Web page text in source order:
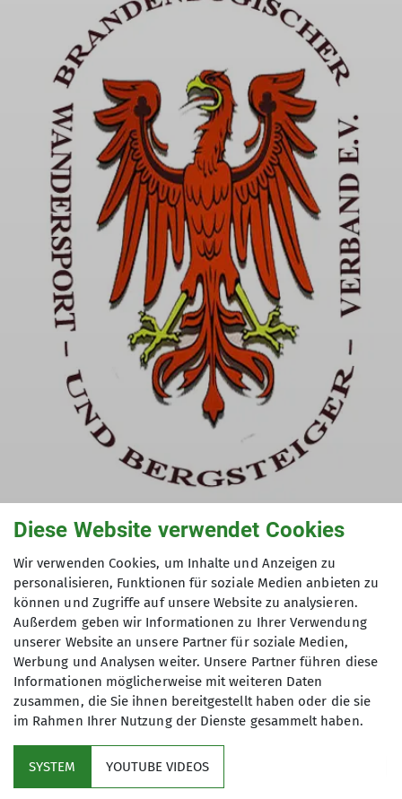
Unser Verein ist Mitglied im BWBV e. V.
Über diesen Verband werden unsere
Ausbildungen und Weiterbildungen realisiert.
(Webseite im Aufbau)
Diese Website verwendet Cookies
Wir verwenden Cookies, um Inhalte und Anzeigen zu
personalisieren, Funktionen für soziale Medien anbieten zu
können und Zugriffe auf unsere Website zu analysieren.
Außerdem geben wir Informationen zu Ihrer Verwendung
unserer Website an unsere Partner für soziale Medien,
Werbung und Analysen weiter. Unsere Partner führen diese
Informationen möglicherweise mit weiteren Daten
zusammen, die Sie ihnen bereitgestellt haben oder die sie
im Rahmen Ihrer Nutzung der Dienste gesammelt haben.
SYSTEM YOUTUBE VIDEOS